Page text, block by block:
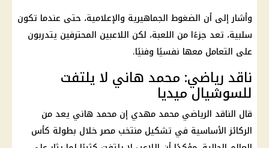
وأشار إلى أن الضغوط الجماهيرية والإعلامية، حتى عندما تكون
سلبية، تعد جزءًا من اللعبة، لكن اللاعبين المحترفين يتدربون
على التعامل معها نفسيًا وفنيًا.
ناقد رياضي: محمد هاني لا يلتفت
للسوشيال ميديا
قال الناقد الرياضي محمد مهدي إن محمد هاني يعد من
الركائز الأساسية في تشكيل منتخب مصرخلال بطولة كأس